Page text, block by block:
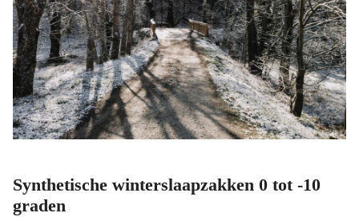
Synthetische winterslaapzakken 0 tot -10
graden